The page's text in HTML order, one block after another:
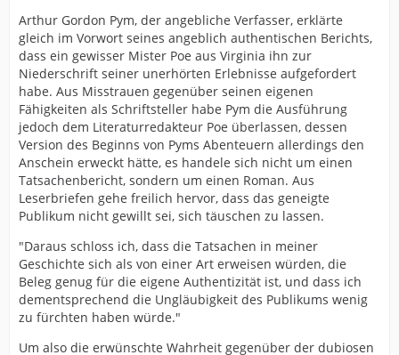
Arthur Gordon Pym, der angebliche Verfasser, erklärte
gleich im Vorwort seines angeblich authentischen Berichts,
dass ein gewisser Mister Poe aus Virginia ihn zur
Niederschrift seiner unerhörten Erlebnisse aufgefordert
habe. Aus Misstrauen gegenüber seinen eigenen
Fähigkeiten als Schriftsteller habe Pym die Ausführung
jedoch dem Literaturredakteur Poe überlassen, dessen
Version des Beginns von Pyms Abenteuern allerdings den
Anschein erweckt hätte, es handele sich nicht um einen
Tatsachenbericht, sondern um einen Roman. Aus
Leserbriefen gehe freilich hervor, dass das geneigte
Publikum nicht gewillt sei, sich täuschen zu lassen.
"Daraus schloss ich, dass die Tatsachen in meiner
Geschichte sich als von einer Art erweisen würden, die
Beleg genug für die eigene Authentizität ist, und dass ich
dementsprechend die Ungläubigkeit des Publikums wenig
zu fürchten haben würde."
Um also die erwünschte Wahrheit gegenüber der dubiosen